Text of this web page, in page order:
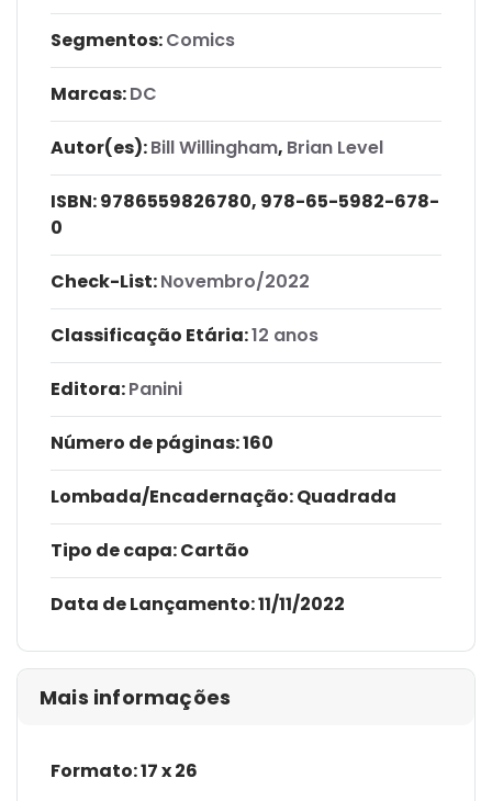
Segmentos:Comics
Marcas:DC
Autor(es):Bill Willingham, Brian Level
ISBN:9786559826780, 978-65-5982-678-
0
Check-List:Novembro/2022
Classificação Etária:12 anos
Editora:Panini
Número de páginas: 160
Lombada/Encadernação: Quadrada
Tipo de capa:Cartão
Data de Lançamento:11/11/2022
Mais informações
Formato: 17 x 26